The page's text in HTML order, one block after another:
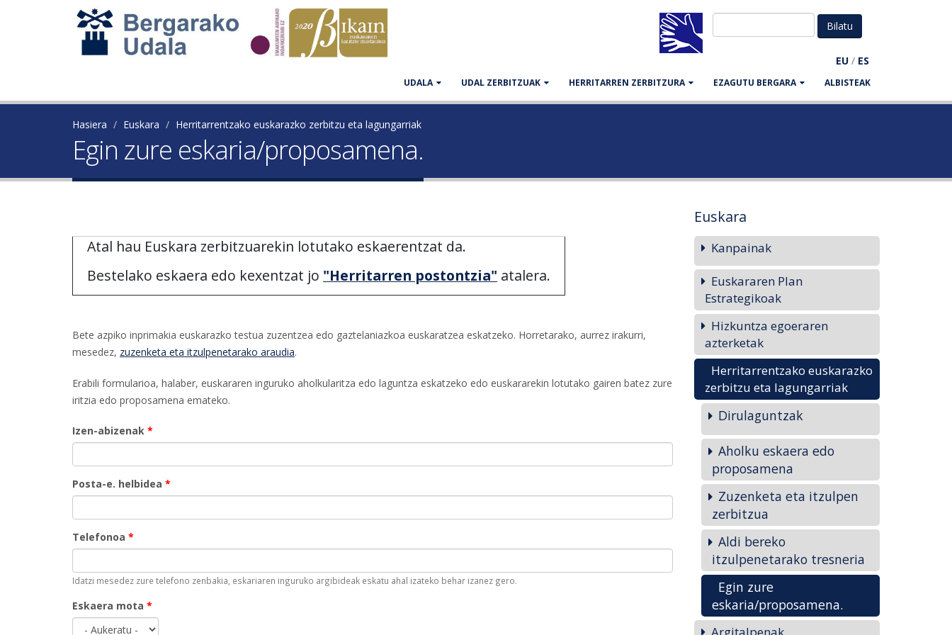
EU / ES
UDALA UDAL ZERBITZUAK HERRITARREN ZERBITZURA EZAGUTU BERGARA ALBISTEAK
Hasiera Euskara Herritarrentzako euskarazko zerbitzu eta lagungarriak
Egin zure eskaria/proposamena.
Atal hau Euskara zerbitzuarekin lotutako eskaerentzat da.
Bestelako eskaera edo kexentzat jo "Herritarren postontzia" atalera.
Bete azpiko inprimakia euskarazko testua zuzentzea edo gaztelaniazkoa euskaratzea eskatzeko. Horretarako, aurrez irakurri,
mesedez, zuzenketa eta itzulpenetarako araudia.
Erabili formularioa, halaber, euskararen inguruko aholkularitza edo laguntza eskatzeko edo euskararekin lotutako gairen batez zure
iritzia edo proposamena emateko.
Izen-abizenak *
Posta-e. helbidea *
Telefonoa *
Idatzi mesedez zure telefono zenbakia, eskariaren inguruko argibideak eskatu ahal izateko behar izanez gero.
Eskaera mota *
Euskara
Kanpainak
Euskararen Plan
Estrategikoak
Hizkuntza egoeraren
azterketak
Herritarrentzako euskarazko
zerbitzu eta lagungarriak
Dirulaguntzak
Aholku eskaera edo
proposamena
Zuzenketa eta itzulpen
zerbitzua
Aldi bereko
itzulpenetarako tresneria
Egin zure
eskaria/proposamena.
Argitalpenak